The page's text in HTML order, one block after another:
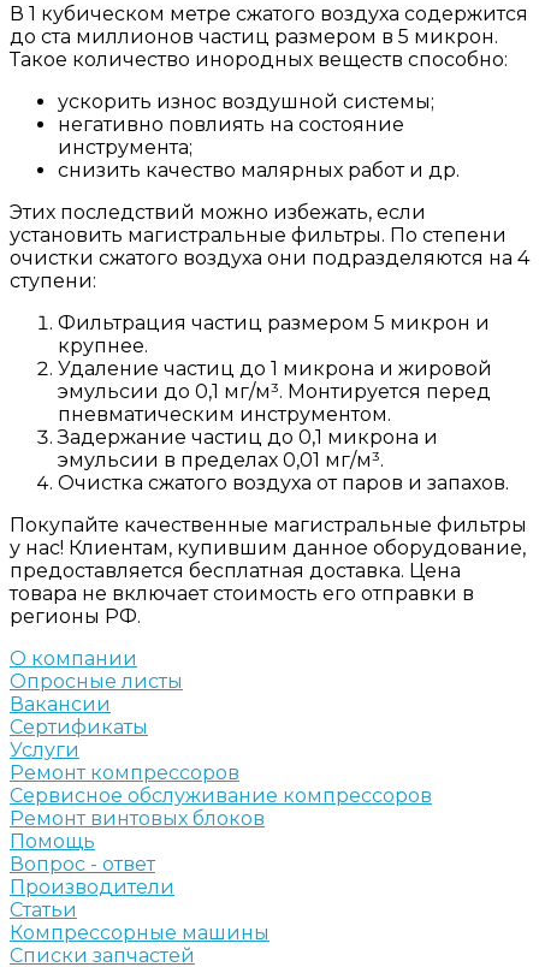
В 1 кубическом метре сжатого воздуха содержится
до ста миллионов частиц размером в 5 микрон.
Такое количество инородных веществ способно:
ускорить износ воздушной системы;
негативно повлиять на состояние
инструмента;
снизить качество малярных работ и др.
Этих последствий можно избежать, если
установить магистральные фильтры. По степени
очистки сжатого воздуха они подразделяются на 4
ступени:
Фильтрация частиц размером 5 микрон и
крупнее.
Удаление частиц до 1 микрона и жировой
эмульсии до 0,1 мг/м³. Монтируется перед
пневматическим инструментом.
Задержание частиц до 0,1 микрона и
эмульсии в пределах 0,01 мг/м³.
Очистка сжатого воздуха от паров и запахов.
Покупайте качественные магистральные фильтры
у нас! Клиентам, купившим данное оборудование,
предоставляется бесплатная доставка. Цена
товара не включает стоимость его отправки в
регионы РФ.
О компании
Опросные листы
Вакансии
Сертификаты
Услуги
Ремонт компрессоров
Сервисное обслуживание компрессоров
Ремонт винтовых блоков
Помощь
Вопрос - ответ
Производители
Статьи
Компрессорные машины
Списки запчастей